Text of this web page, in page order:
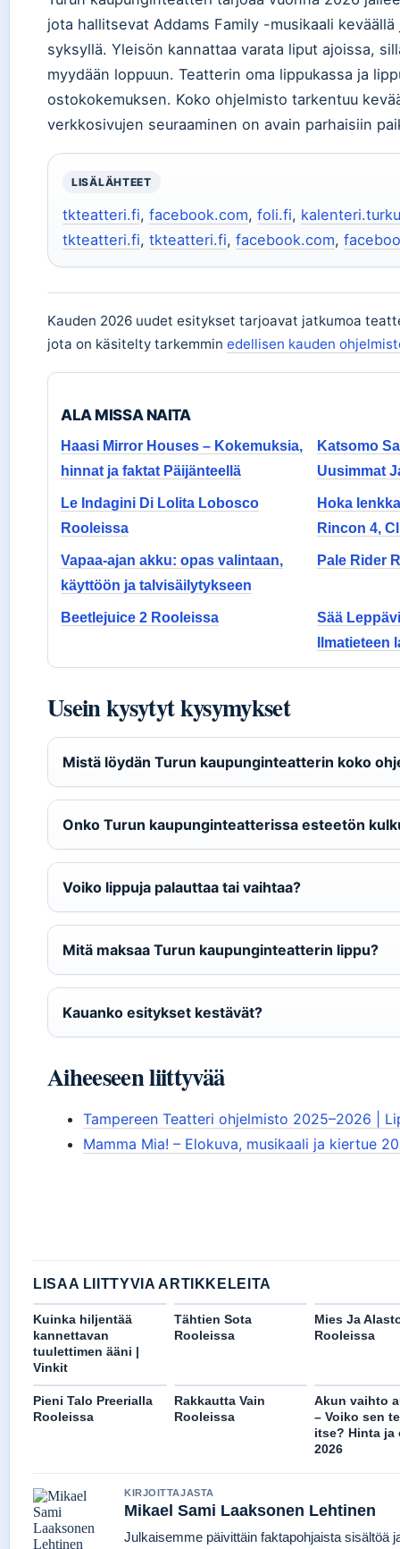
jota hallitsevat Addams Family -musikaali keväällä
syksyllä. Yleisön kannattaa varata liput ajoissa,
myydään loppuun. Teatterin oma lippukassa ja
ostokokemuksen. Koko ohjelmisto tarkentuu
verkkosivujen seuraaminen on avain parhaisiin
LISÄLÄHTEET
tkteatteri.fi, facebook.com, foli.fi,
tkteatteri.fi, tkteatteri.fi, facebook.com,
Kauden 2026 uudet esitykset tarjoavat jatkumoa
jota on käsitelty tarkemmin edellisen kauden
ALA MISSA NAITA
Haasi Mirror Houses – Kokemuksia,
hinnat ja faktat Päijänteellä
Katsomo
Uusimmat
Le Indagini Di Lolita Lobosco
Rooleissa
Hoka
Rincon 4,
Vapaa-ajan akku: opas valintaan,
käyttöön ja talvisäilytykseen
Pale Rider
Beetlejuice 2 Rooleissa
Sää
Ilmatieteen
Usein kysytyt kysymykset
Mistä löydän Turun kaupunginteatterin koko
Onko Turun kaupunginteatterissa esteetön
Voiko lippuja palauttaa tai vaihtaa?
Mitä maksaa Turun kaupunginteatterin lippu?
Kauanko esitykset kestävät?
Aiheeseen liittyvää
Tampereen Teatteri ohjelmisto 2025–2026 |
Mamma Mia! – Elokuva, musikaali ja kiertue
LISAA LIITTYVIA ARTIKKELEITA
Kuinka hiljentää
kannettavan
tuulettimen ääni |
Vinkit
Tähtien Sota
Rooleissa
Mies Ja
Rooleissa
Pieni Talo Preerialla
Rooleissa
Rakkautta Vain
Rooleissa
Akun vaihto
– Voiko sen
itse? Hinta ja
2026
KIRJOITTAJASTA
Mikael Sami Laaksonen Lehtinen
Julkaisemme päivittäin faktapohjaista sisältöä